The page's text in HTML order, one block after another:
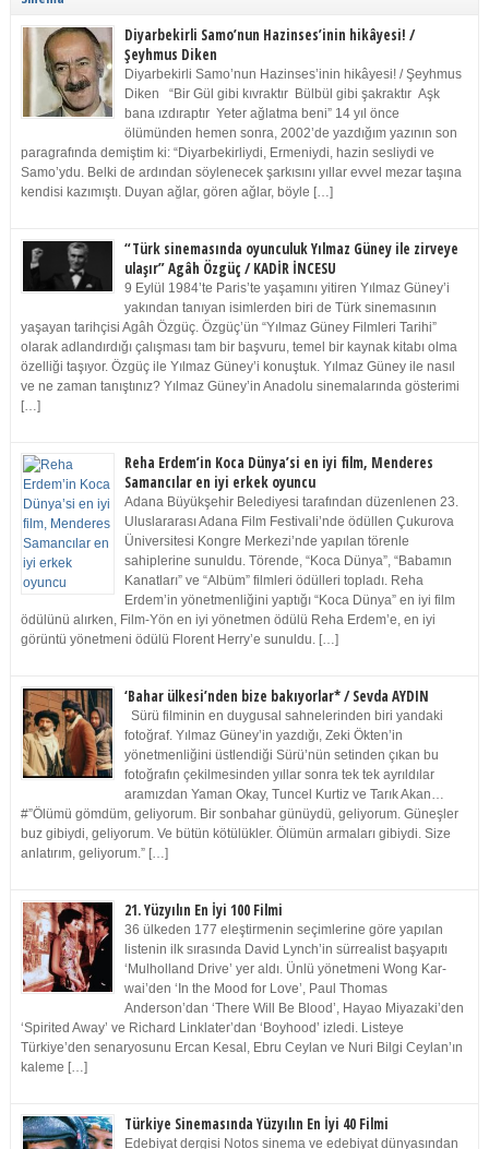
Diyarbekirli Samo’nun Hazinses’inin hikâyesi! /
Şeyhmus Diken
Diyarbekirli Samo’nun Hazinses’inin hikâyesi! / Şeyhmus
Diken “Bir Gül gibi kıvraktır Bülbül gibi şakraktır Aşk
bana ızdıraptır Yeter ağlatma beni” 14 yıl önce
ölümünden hemen sonra, 2002’de yazdığım yazının son
paragrafında demiştim ki: “Diyarbekirliydi, Ermeniydi, hazin sesliydi ve
Samo’ydu. Belki de ardından söylenecek şarkısını yıllar evvel mezar taşına
kendisi kazımıştı. Duyan ağlar, gören ağlar, böyle […]
“Türk sinemasında oyunculuk Yılmaz Güney ile zirveye
ulaşır” Agâh Özgüç / KADİR İNCESU
9 Eylül 1984’te Paris’te yaşamını yitiren Yılmaz Güney’i
yakından tanıyan isimlerden biri de Türk sinemasının
yaşayan tarihçisi Agâh Özgüç. Özgüç’ün “Yılmaz Güney Filmleri Tarihi”
olarak adlandırdığı çalışması tam bir başvuru, temel bir kaynak kitabı olma
özelliği taşıyor. Özgüç ile Yılmaz Güney’i konuştuk. Yılmaz Güney ile nasıl
ve ne zaman tanıştınız? Yılmaz Güney’in Anadolu sinemalarında gösterimi
[…]
Reha Erdem’in Koca Dünya’si en iyi film, Menderes
Samancılar en iyi erkek oyuncu
Adana Büyükşehir Belediyesi tarafından düzenlenen 23.
Uluslararası Adana Film Festivali’nde ödüllen Çukurova
Üniversitesi Kongre Merkezi’nde yapılan törenle
sahiplerine sunuldu. Törende, “Koca Dünya”, “Babamın
Kanatları” ve “Albüm” filmleri ödülleri topladı. Reha
Erdem’in yönetmenliğini yaptığı “Koca Dünya” en iyi film
ödülünü alırken, Film-Yön en iyi yönetmen ödülü Reha Erdem’e, en iyi
görüntü yönetmeni ödülü Florent Herry’e sunuldu. […]
‘Bahar ülkesi’nden bize bakıyorlar* / Sevda AYDIN
Sürü filminin en duygusal sahnelerinden biri yandaki
fotoğraf. Yılmaz Güney’in yazdığı, Zeki Ökten’in
yönetmenliğini üstlendiği Sürü’nün setinden çıkan bu
fotoğrafın çekilmesinden yıllar sonra tek tek ayrıldılar
aramızdan Yaman Okay, Tuncel Kurtiz ve Tarık Akan…
#”Ölümü gömdüm, geliyorum. Bir sonbahar günüydü, geliyorum. Güneşler
buz gibiydi, geliyorum. Ve bütün kötülükler. Ölümün armaları gibiydi. Size
anlatırım, geliyorum.” […]
21. Yüzyılın En İyi 100 Filmi
36 ülkeden 177 eleştirmenin seçimlerine göre yapılan
listenin ilk sırasında David Lynch’in sürrealist başyapıtı
‘Mulholland Drive’ yer aldı. Ünlü yönetmeni Wong Kar-
wai’den ‘In the Mood for Love’, Paul Thomas
Anderson’dan ‘There Will Be Blood’, Hayao Miyazaki’den
‘Spirited Away’ ve Richard Linklater’dan ‘Boyhood’ izledi. Listeye
Türkiye’den senaryosunu Ercan Kesal, Ebru Ceylan ve Nuri Bilgi Ceylan’ın
kaleme […]
Türkiye Sinemasında Yüzyılın En İyi 40 Filmi
Edebiyat dergisi Notos sinema ve edebiyat dünyasından